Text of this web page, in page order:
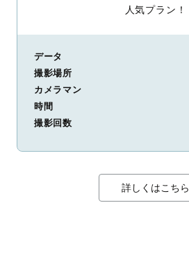
人気プラン！
データ
撮影場所
カメラマン
時間
撮影回数
詳しくはこちら